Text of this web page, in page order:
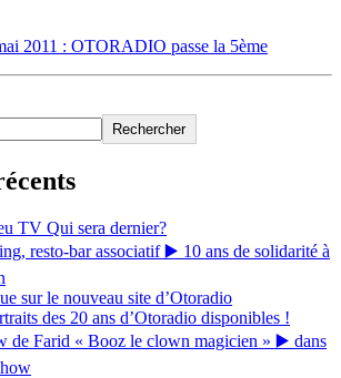
2011 : OTORADIO passe la 5ème
Rechercher
TV Qui sera dernier?
resto-bar associatif ▶️ 10 ans de solidarité à
sur le nouveau site d’Otoradio
des 20 ans d’Otoradio disponibles !
de Farid « Booz le clown magicien » ▶️ dans